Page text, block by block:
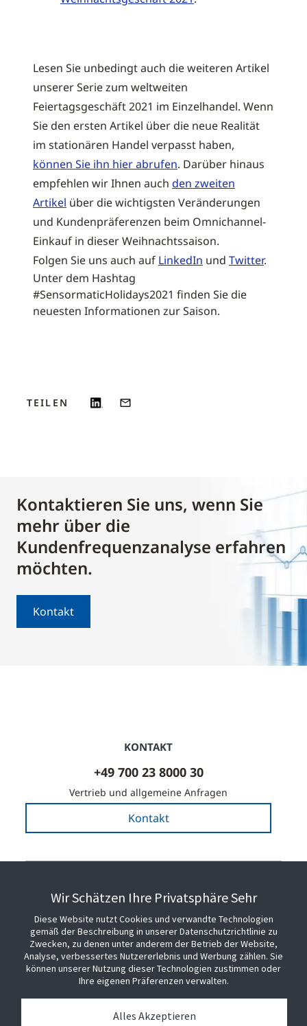
Lesen Sie unbedingt auch die weiteren Artikel
unserer Serie zum weltweiten
Feiertagsgeschäft 2021 im Einzelhandel. Wenn
Sie den ersten Artikel über die neue Realität
im stationären Handel verpasst haben,
können Sie ihn hier abrufen. Darüber hinaus
empfehlen wir Ihnen auch den zweiten
Artikel über die wichtigsten Veränderungen
und Kundenpräferenzen beim Omnichannel-
Einkauf in dieser Weihnachtssaison.
Folgen Sie uns auch auf LinkedIn und Twitter.
Unter dem Hashtag
#SensormaticHolidays2021 finden Sie die
neuesten Informationen zur Saison.
TEILEN
Kontaktieren Sie uns, wenn Sie
mehr über die
Kundenfrequenzanalyse erfahren
möchten.
Kontakt
KONTAKT
+49 700 23 8000 30
Vertrieb und allgemeine Anfragen
Kontakt
BEGLEITEN SIE UNS
HILFE
Wir Schätzen Ihre Privatsphäre Sehr
Diese Website nutzt Cookies und verwandte Technologien
gemäß der Beschreibung in unserer Datenschutzrichtlinie zu
Zwecken, zu denen unter anderem der Betrieb der Website,
Analyse, verbessertes Nutzererlebnis und Werbung zählen. Sie
können unserer Nutzung dieser Technologien zustimmen oder
Ihre eigenen Präferenzen verwalten.
Alles Akzeptieren